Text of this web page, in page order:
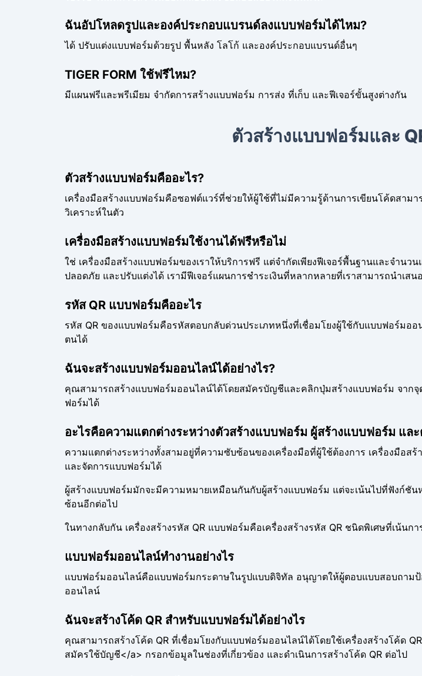
ฉันอัปโหลดรูปและองค์ประกอบแบรนด์ลงแบบฟอร์มได้ไหม?
ได้ ปรับแต่งแบบฟอร์มด้วยรูป พื้นหลัง โลโก้ และองค์ประกอบแบรนด์อื่นๆ
TIGER FORM ใช้ฟรีไหม?
มีแผนฟรีและพรีเมียม จำกัดการสร้างแบบฟอร์ม การส่ง ที่เก็บ และฟีเจอร์ขั้นสูงต่างกัน
ตัวสร้างแบบฟอร์มและ
ตัวสร้างแบบฟอร์มคืออะไร?
เครื่องมือสร้างแบบฟอร์มคือซอฟต์แวร์ที่ช่วยให้ผู้ใช้ที่ไม่มีความรู้ด้านการเขียนโค้ดสาม
วิเคราะห์ในตัว
เครื่องมือสร้างแบบฟอร์มใช้งานได้ฟรีหรือไม่
ใช่ เครื่องมือสร้างแบบฟอร์มของเราให้บริการฟรี แต่จำกัดเพียงฟีเจอร์พื้นฐานและจำ
ปลอดภัย และปรับแต่งได้ เรามีฟีเจอร์แผนการชำระเงินที่หลากหลายที่เราสามารถนำเส
รหัส QR แบบฟอร์มคืออะไร
รหัส QR ของแบบฟอร์มคือรหัสตอบกลับด่วนประเภทหนึ่งที่เชื่อมโยงผู้ใช้กับแบบฟอร์ม
ตนได้
ฉันจะสร้างแบบฟอร์มออนไลน์ได้อย่างไร?
คุณสามารถสร้างแบบฟอร์มออนไลน์ได้โดยสมัครบัญชีและคลิกปุ่มสร้างแบบฟอร์ม จาก
ฟอร์มได้
อะไรคือความแตกต่างระหว่างตัวสร้างแบบฟอร์ม ผู้สร้างแบบฟอร์ม แล
ความแตกต่างระหว่างทั้งสามอยู่ที่ความซับซ้อนของเครื่องมือที่ผู้ใช้ต้องการ เครื่องมือส
และจัดการแบบฟอร์มได้
ผู้สร้างแบบฟอร์มมักจะมีความหมายเหมือนกันกับผู้สร้างแบบฟอร์ม แต่จะเน้นไปที่ฟังก์ชั
ซ้อนอีกต่อไป
ในทางกลับกัน เครื่องสร้างรหัส QR แบบฟอร์มคือเครื่องสร้างรหัส QR ชนิดพิเศษที่เน้นก
แบบฟอร์มออนไลน์ทำงานอย่างไร
แบบฟอร์มออนไลน์คือแบบฟอร์มกระดาษในรูปแบบดิจิทัล อนุญาตให้ผู้ตอบแบบสอบถามป้
ออนไลน์
ฉันจะสร้างโค้ด QR สำหรับแบบฟอร์มได้อย่างไร
คุณสามารถสร้างโค้ด QR ที่เชื่อมโยงกับแบบฟอร์มออนไลน์ได้โดยใช้เครื่องสร้างโค้ด
สมัครใช้บัญชี</a> กรอกข้อมูลในช่องที่เกี่ยวข้อง และดำเนินการสร้างโค้ด QR ต่อไป